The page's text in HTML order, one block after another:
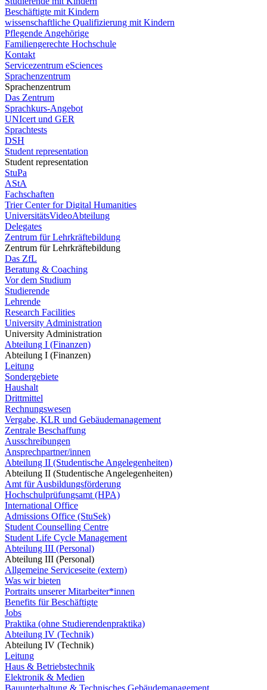
Beschäftigte mit Kindern
wissenschaftliche Qualifizierung mit Kindern
Pflegende Angehörige
Familiengerechte Hochschule
Kontakt
Servicezentrum eSciences
Sprachenzentrum
Sprachenzentrum
Das Zentrum
Sprachkurs-Angebot
UNIcert und GER
Sprachtests
DSH
Student representation
Student representation
StuPa
AStA
Fachschaften
Trier Center for Digital Humanities
UniversitätsVideoAbteilung
Delegates
Zentrum für Lehrkräftebildung
Zentrum für Lehrkräftebildung
Das ZfL
Beratung & Coaching
Vor dem Studium
Studierende
Lehrende
Research Facilities
University Administration
University Administration
Abteilung I (Finanzen)
Abteilung I (Finanzen)
Leitung
Sondergebiete
Haushalt
Drittmittel
Rechnungswesen
Vergabe, KLR und Gebäudemanagement
Zentrale Beschaffung
Ausschreibungen
Ansprechpartner/innen
Abteilung II (Studentische Angelegenheiten)
Abteilung II (Studentische Angelegenheiten)
Amt für Ausbildungsförderung
Hochschulprüfungsamt (HPA)
International Office
Admissions Office (StuSek)
Student Counselling Centre
Student Life Cycle Management
Abteilung III (Personal)
Abteilung III (Personal)
Allgemeine Serviceseite (extern)
Was wir bieten
Portraits unserer Mitarbeiter*innen
Benefits für Beschäftigte
Jobs
Praktika (ohne Studierendenpraktika)
Abteilung IV (Technik)
Abteilung IV (Technik)
Leitung
Haus & Betriebstechnik
Elektronik & Medien
Bauunterhaltung & Technisches Gebäudemanagement